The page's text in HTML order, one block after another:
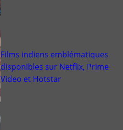
Films indiens emblématiques
disponibles sur Netflix, Prime
Video et Hotstar